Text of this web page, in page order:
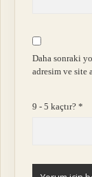
Daha sonraki
adresim ve site
9 - 5 kaçtır?*